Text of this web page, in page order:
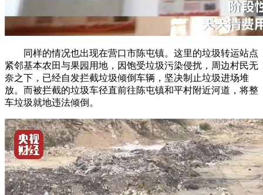
同样的情况也出现在营口市陈屯镇。这里的垃圾转运站点
紧邻基本农田与果园用地，因饱受垃圾污染侵扰，周边村民无
奈之下，已经自发拦截垃圾倾倒车辆，坚决制止垃圾进场堆
放。而被拦截的垃圾车径直前往陈屯镇和平村附近河道，将整
车垃圾就地违法倾倒。